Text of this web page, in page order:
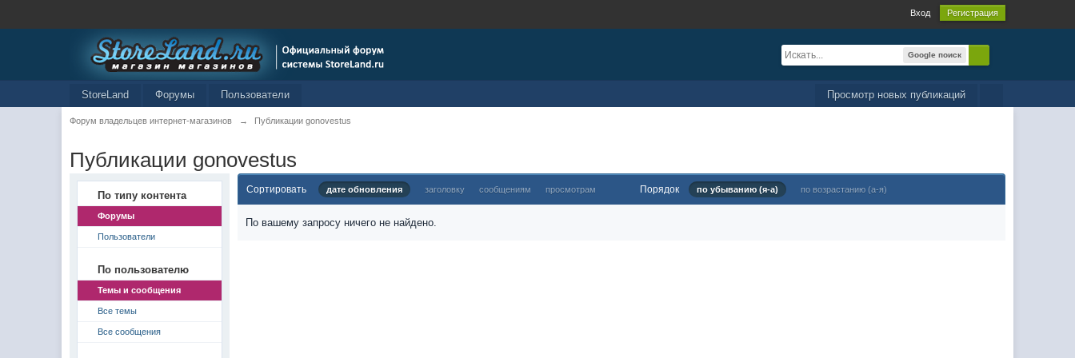
Вход Регистрация
Google поиск
Просмотр новых публикаций
StoreLand Форумы Пользователи
Форум владельцев интернет-магазинов → Публикации gonovestus
Публикации gonovestus
По типу контента
Форумы
Пользователи
По пользователю
Темы и сообщения
Все темы
Все сообщения
Сортировать дате обновления заголовку сообщениям просмотрам Порядок по убыванию (я-а) по возрастанию (а-я)
По вашему запросу ничего не найдено.